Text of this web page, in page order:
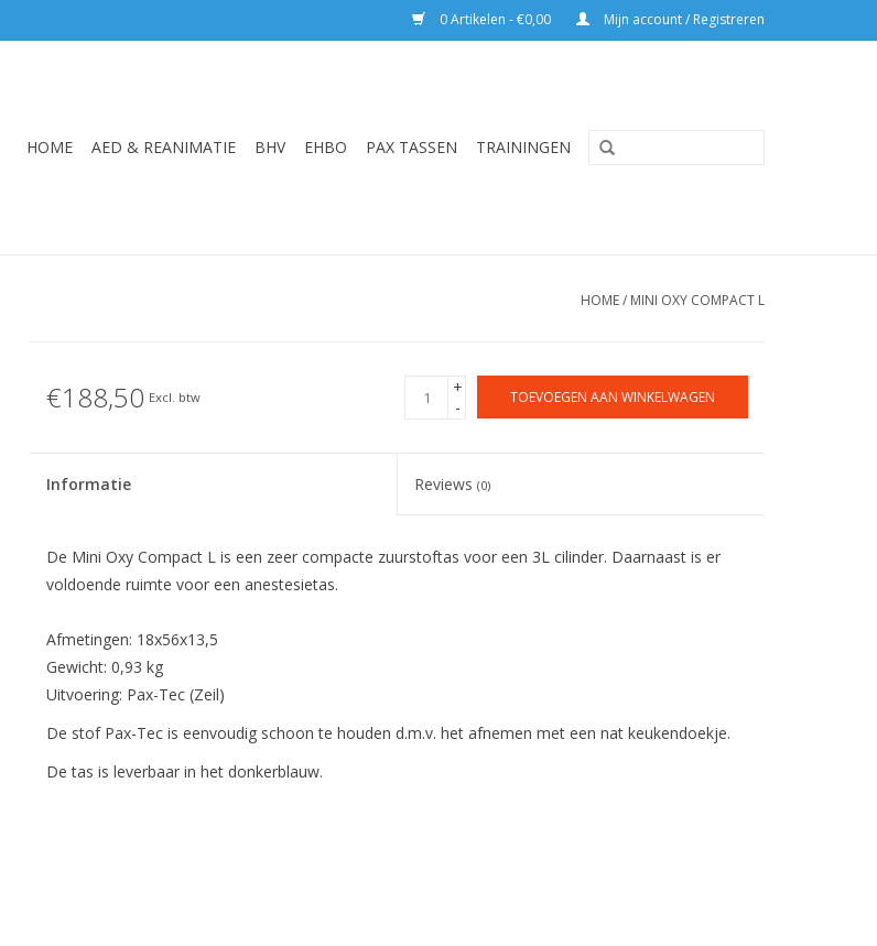
0 Artikelen - €0,00 Mijn account / Registreren
HOME AED & REANIMATIE BHV EHBO PAX TASSEN TRAININGEN
HOME/ MINI OXY COMPACT L
€188,50 Excl. btw
+
-
TOEVOEGEN AAN WINKELWAGEN
Informatie Reviews(0)
De Mini Oxy Compact L is een zeer compacte zuurstoftas voor een 3L cilinder. Daarnaast is er
voldoende ruimte voor een anestesietas.
Afmetingen: 18x56x13,5
Gewicht: 0,93 kg
Uitvoering: Pax-Tec (Zeil)
De stof Pax-Tec is eenvoudig schoon te houden d.m.v. het afnemen met een nat keukendoekje.
De tas is leverbaar in het donkerblauw.